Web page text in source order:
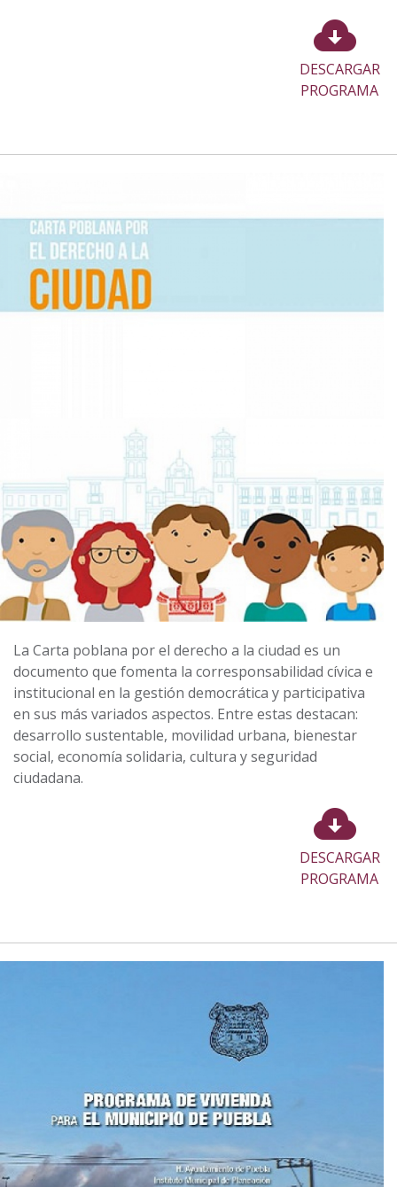
DESCARGAR
PROGRAMA
La Carta poblana por el derecho a la ciudad es un
documento que fomenta la corresponsabilidad cívica e
institucional en la gestión democrática y participativa
en sus más variados aspectos. Entre estas destacan:
desarrollo sustentable, movilidad urbana, bienestar
social, economía solidaria, cultura y seguridad
ciudadana.
DESCARGAR
PROGRAMA